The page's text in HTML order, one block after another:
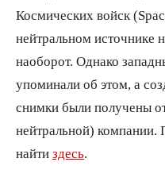
Космических войск
нейтральном источнике
наоборот. Однако
упоминали об этом, а
снимки были получены
нейтральной)
найти здесь